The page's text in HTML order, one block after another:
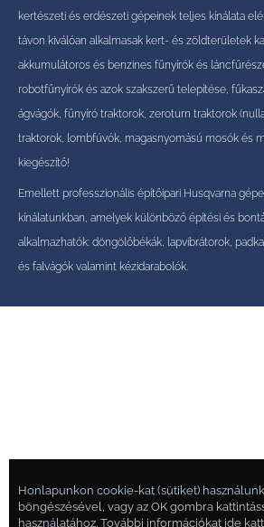
kertészeti és erdészeti gépeinek teljes kínálata
távon kiválóan alkalmasak kert- és zöldterületek
akkumulátoros és benzines fűnyírók és
robotfűnyírók és azok szakszerű telepítése,
ágvágók, fűnyíró traktorok, zeroturn traktorok
traktorok, lombfúvók, magasnyomású mosók és
kiegészítő!
Emellett professzionális építőipari Husqvarna
kínálatunkban, amelyek különböző építési és
alkalmazhatók: döngölőbékák, lapvibrátorok,
és falvágók valamint kézidarabolók.
Honlapunkon cookie-kat (sütiket)
böngészésével, vagy az OK gombra
használatához. További információkat ide